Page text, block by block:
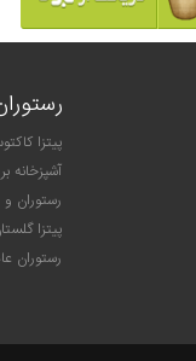
پیتزا
آشپزخانه
رستوران
پیتزا
رستوران